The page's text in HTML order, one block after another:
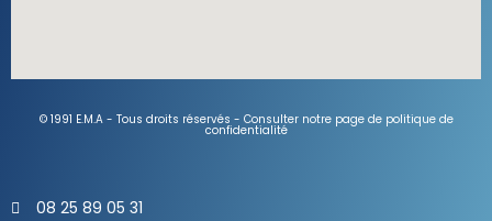
© 1991 E.M.A - Tous droits réservés - Consulter notre page de politique de
confidentialité
08 25 89 05 31